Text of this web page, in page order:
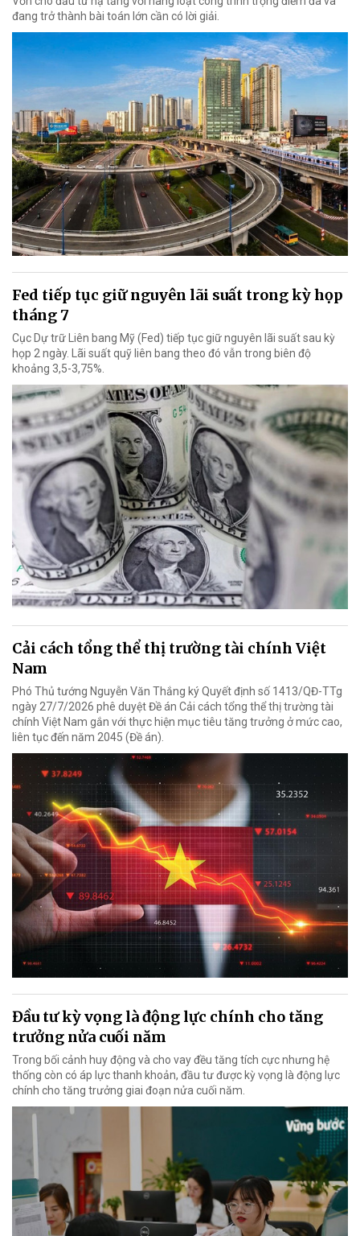
đang trở thành bài toán lớn cần có lời giải.
Fed tiếp tục giữ nguyên lãi suất trong kỳ họp
tháng 7
Cục Dự trữ Liên bang Mỹ (Fed) tiếp tục giữ nguyên lãi suất sau kỳ
họp 2 ngày. Lãi suất quỹ liên bang theo đó vẫn trong biên độ
khoảng 3,5-3,75%.
Cải cách tổng thể thị trường tài chính Việt
Nam
Phó Thủ tướng Nguyễn Văn Thắng ký Quyết định số 1413/QĐ-TTg
ngày 27/7/2026 phê duyệt Đề án Cải cách tổng thể thị trường tài
chính Việt Nam gắn với thực hiện mục tiêu tăng trưởng ở mức cao,
liên tục đến năm 2045 (Đề án).
Đầu tư kỳ vọng là động lực chính cho tăng
trưởng nửa cuối năm
Trong bối cảnh huy động và cho vay đều tăng tích cực nhưng hệ
thống còn có áp lực thanh khoản, đầu tư được kỳ vọng là động lực
chính cho tăng trưởng giai đoạn nửa cuối năm.